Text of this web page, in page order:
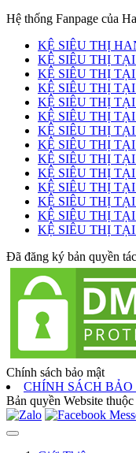
Hệ thống Fanpage của
KỆ SIÊU THỊ
KỆ SIÊU THỊ
KỆ SIÊU THỊ
KỆ SIÊU THỊ
KỆ SIÊU THỊ
KỆ SIÊU THỊ
KỆ SIÊU THỊ
KỆ SIÊU THỊ
KỆ SIÊU THỊ
KỆ SIÊU THỊ
KỆ SIÊU THỊ
KỆ SIÊU THỊ
KỆ SIÊU THỊ
KỆ SIÊU THỊ
Đã đăng ký bản quyền
Chính sách bảo mật
CHÍNH SÁCH
Bản quyền Website